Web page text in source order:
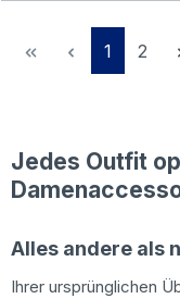
Seite
1 Seite
2
Jedes Outfit
Alles andere als
Ihrer ursprünglichen